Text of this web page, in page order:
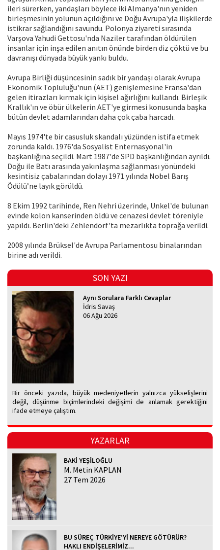
ileri sürerken, yandaşları böylece iki Almanya'nın yeniden
birleşmesinin yolunun açıldığını ve Doğu Avrupa'yla ilişkilerde
istikrar sağlandığını savundu. Polonya ziyareti sırasında
Varşova Yahudi Gettosu'nda Naziler tarafından öldürülen
insanlar için inşa edilen anıtın önünde birden diz çöktü ve bu
davranışı dünyada büyük yankı buldu.
Avrupa Birliği düşüncesinin sadık bir yandaşı olarak Avrupa
Ekonomik Topluluğu'nun (AET) genişlemesine Fransa'dan
gelen itirazları kırmak için kişisel ağırlığını kullandı. Birleşik
Krallık'ın ve öbür ülkelerin AET'ye girmesi konusunda başka
bütün devlet adamlarından daha çok çaba harcadı.
Mayıs 1974'te bir casusluk skandalı yüzünden istifa etmek
zorunda kaldı. 1976'da Sosyalist Enternasyonal'in
başkanlığına seçildi. Mart 1987'de SPD başkanlığından ayrıldı.
Doğu ile Batı arasında yakınlaşma sağlanması yönündeki
kesintisiz çabalarından dolayı 1971 yılında Nobel Barış
Ödülü’ne layık görüldü.
8 Ekim 1992 tarihinde, Ren Nehri üzerinde, Unkel'de bulunan
evinde kolon kanserinden öldü ve cenazesi devlet töreniyle
yapıldı. Berlin'deki Zehlendorf'ta mezarlıkta toprağa verildi.
2008 yılında Brüksel'de Avrupa Parlamentosu binalarından
birine adı verildi.
SON YAZI
Aynı Sorulara Farklı Cevaplar
İdris Savaş
06 Ağu 2026
Bir önceki yazıda, büyük medeniyetlerin yalnızca yükselişlerini
değil, düşünme biçimlerindeki değişimi de anlamak gerektiğini
ifade etmeye çalıştım.
YAZARLAR
BAKİ YEŞİLOĞLU
M. Metin KAPLAN
27 Tem 2026
BU SÜREÇ TÜRKİYE’Yİ NEREYE GÖTÜRÜR?
HAKLI ENDİŞELERİMİZ...